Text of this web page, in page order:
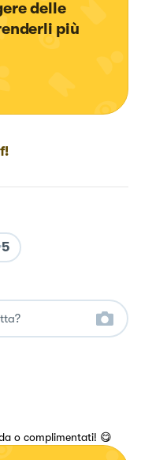
delle
più
5
o complimentati! 😋